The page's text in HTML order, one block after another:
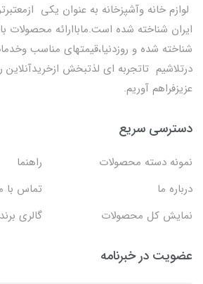
لوازم خانه وآشپزخانه به عنوان یکی
ایران شناخته شده است.ماباارائه محصولات
شناخته شده و روزدنیا،قیمتهای مناسب
درتلاشیم تاتجربه ای لذتبخش
عزیزفراهم آوریم.
دسترسی سریع
نمونه دسته محصولات
راهنما
درباره ما
تماس با
نمایش کل محصولات
گالری
عضویت در خبرنامه